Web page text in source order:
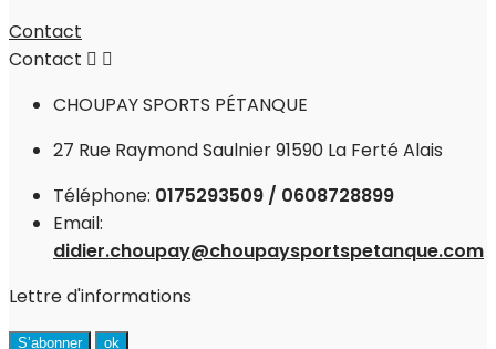
Contact
Contact  
CHOUPAY SPORTS PÉTANQUE
27 Rue Raymond Saulnier 91590 La Ferté Alais
Téléphone: 0175293509 / 0608728899
Email:
didier.choupay@choupaysportspetanque.com
Lettre d'informations